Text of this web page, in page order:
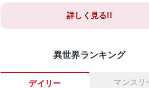
詳しく見る!!
異世界ランキング
デイリー マンスリ